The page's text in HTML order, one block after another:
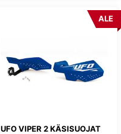
UFO VIPER 2 KÄSISUOJAT
ALE